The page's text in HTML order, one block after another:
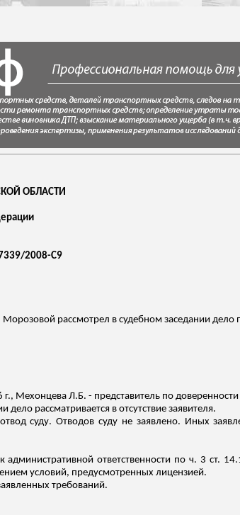
ОБЛАСТИ
2008-С9
Морозовой рассмотрел в судебном заседании дело
г., Мехонцева Л.Б. - представитель по
рассматривается в отсутствие заявителя.
суду. Отводов суду не заявлено. Иных
ответственности по ч. 3 ст.
условий, предусмотренных лицензией.
требований.